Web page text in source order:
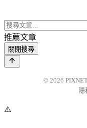
推薦文章
關閉搜尋
© 2026
隱
⚠️